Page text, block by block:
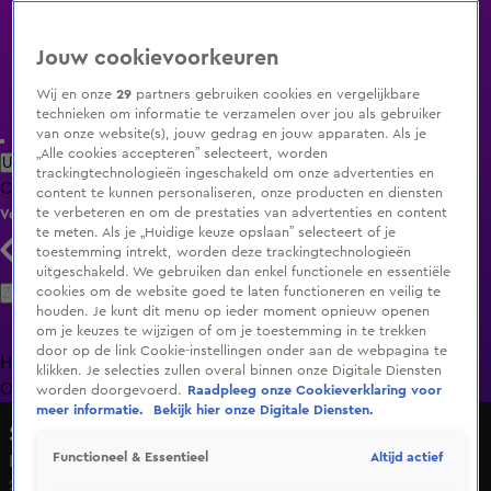
Uitzending Gemist Populaire programma's Zenders Genres
ClipsFilmsRadioSmart TV inlogShop
Volg KIJK
Zoeken
HomeUitzending Gemist Programma's De Bondgenoten
OranjezomerLivestreamsShop
Shownieuws
Het lichaam van Jonnie Boer is aangekomen in Nederland
28 apr 2025, 08:36
Jouw cookievoorkeuren
Wij en onze29 partners gebruiken cookies en vergelijkbare
technieken om informatie te verzamelen over jou als gebruiker
van onze website(s), jouw gedrag en jouw apparaten. Als je
„Alle cookies accepteren” selecteert, worden
trackingtechnologieën ingeschakeld om onze advertenties en
content te kunnen personaliseren, onze producten en diensten
te verbeteren en om de prestaties van advertenties en content
te meten. Als je „Huidige keuze opslaan” selecteert of je
toestemming intrekt, worden deze trackingtechnologieën
uitgeschakeld. We gebruiken dan enkel functionele en essentiële
cookies om de website goed te laten functioneren en veilig te
houden. Je kunt dit menu op ieder moment opnieuw openen
om je keuzes te wijzigen of om je toestemming in te trekken
door op de link Cookie-instellingen onder aan de webpagina te
klikken. Je selecties zullen overal binnen onze Digitale Diensten
worden doorgevoerd.
Raadpleeg onze Cookieverklaring voor
meer informatie.
Bekijk hier onze Digitale Diensten.
Functioneel & Essentieel Altijd actief